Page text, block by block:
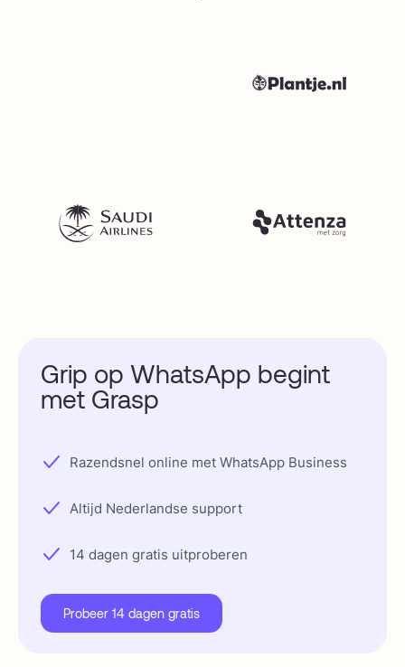
Grip op WhatsApp begint
met Grasp
Razendsnel online met WhatsApp Business
Altijd Nederlandse support
14 dagen gratis uitproberen
Probeer 14 dagen gratis